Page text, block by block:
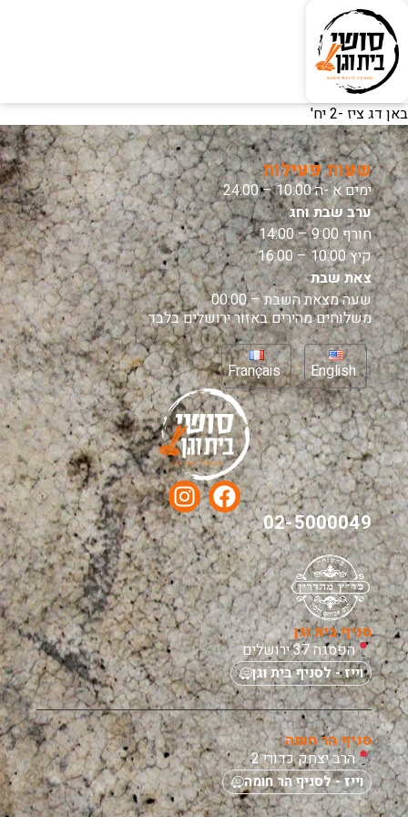
באן דג ציז -2 יח'
שעות פעילות
ימים א -ה 10:00 – 24:00
ערב שבת וחג
חורף 9:00 – 14:00
קיץ 10:00 – 16:00
צאת שבת
שעה מצאת השבת – 00:00
משלוחים מהירים באזור ירושלים בלבד
English
Français
02-5000049
סניף בית וגן
הפסגה 37 ירושלים
וייז - לסניף בית וגן
סניף הר חומה
הרב יצחק כדורי 2
וייז - לסניף הר חומה